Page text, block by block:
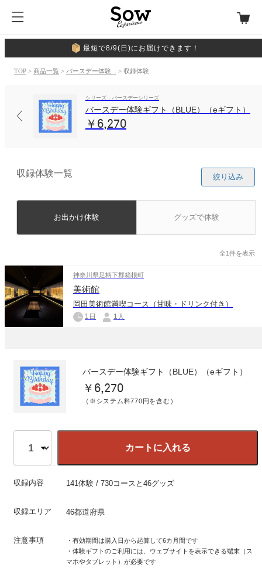
最短で8/9(日)にお届けできます！
TOP > 商品一覧 > バースデー体験... > 収録体験
シリーズ：バースデーシリーズ
バースデー体験ギフト（BLUE）（eギフト）
￥6,270
収録体験一覧 絞り込み
お出かけ体験 グッズで体験
全1件を表示
神奈川県足柄下郡箱根町
美術館
岡田美術館満喫コース（甘味・ドリンク付き）
1日 1人
バースデー体験ギフト（BLUE）（eギフト）
￥6,270
（※システム料770円を含む）
カートに入れる
収録内容 141体験 / 730コースと46グッズ
収録エリア 46都道府県
注意事項
・有効期間は購入日から起算して6カ月間です
・体験ギフトのご利用には、ウェブサイトを表示できる端末（ス
マホやタブレット）が必要です